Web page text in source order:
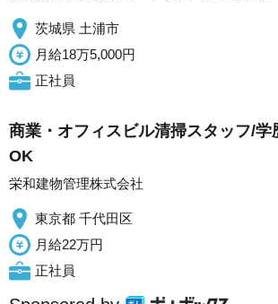
茨城県 土浦市
月給18万5,000円
正社員
商業・オフィスビル清掃スタッフ/学
OK
栄和建物管理株式会社
東京都 千代田区
月給22万円
正社員